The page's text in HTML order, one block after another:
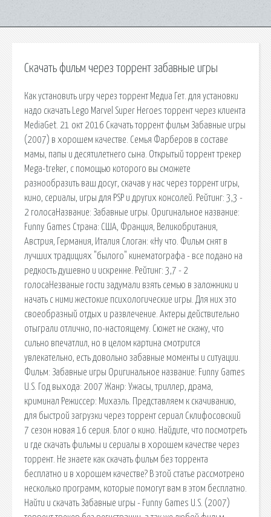
Скачать фильм через торрент забавные игры
Как установить игру через торрент Медиа Гет. для установки
надо скачать Lego Marvel Super Heroes торрент через клиента
MediaGet. 21 окт 2016 Скачать торрент фильм Забавные игры
(2007) в хорошем качестве. Семья Фарберов в составе
мамы, папы и десятилетнего сына. Открытый торрент трекер
Mega-treker, с помощью которого вы сможете
разнообразить ваш досуг, скачав у нас через торрент игры,
кино, сериалы, игры для PSP и других консолей. Рейтинг: 3,3 -
2 голосаНазвание: Забавные игры. Оригинальное название:
Funny Games Страна: США, Франция, Великобритания,
Австрия, Германия, Италия Слоган: «Ну что. Фильм снят в
лучших традициях "былого" кинематографа - все подано на
редкость душевно и искренне. Рейтинг: 3,7 - 2
голосаНезваные гости задумали взять семью в заложники и
начать с ними жестокие психологические игры. Для них это
своеобразный отдых и развлечение. Актеры действительно
отыграли отлично, по-настоящему. Сюжет не скажу, что
сильно впечатлил, но в целом картина смотрится
увлекательно, есть довольно забавные моменты и ситуации.
Фильм: Забавные игры Оригинальное название: Funny Games
U.S. Год выхода: 2007 Жанр: Ужасы, триллер, драма,
криминал Режиссер: Михаэль. Представляем к скачиванию,
для быстрой загрузки через торрент сериал Склифосовский
7 сезон новая 16 серия. Блог о кино. Найдите, что посмотреть
и где скачать фильмы и сериалы в хорошем качестве через
торрент. Не знаете как скачать фильм без торрента
бесплатно и в хорошем качестве? В этой статье рассмотрено
несколько программ, которые помогут вам в этом бесплатно.
Найти и скачать Забавные игры - Funny Games U.S. (2007)